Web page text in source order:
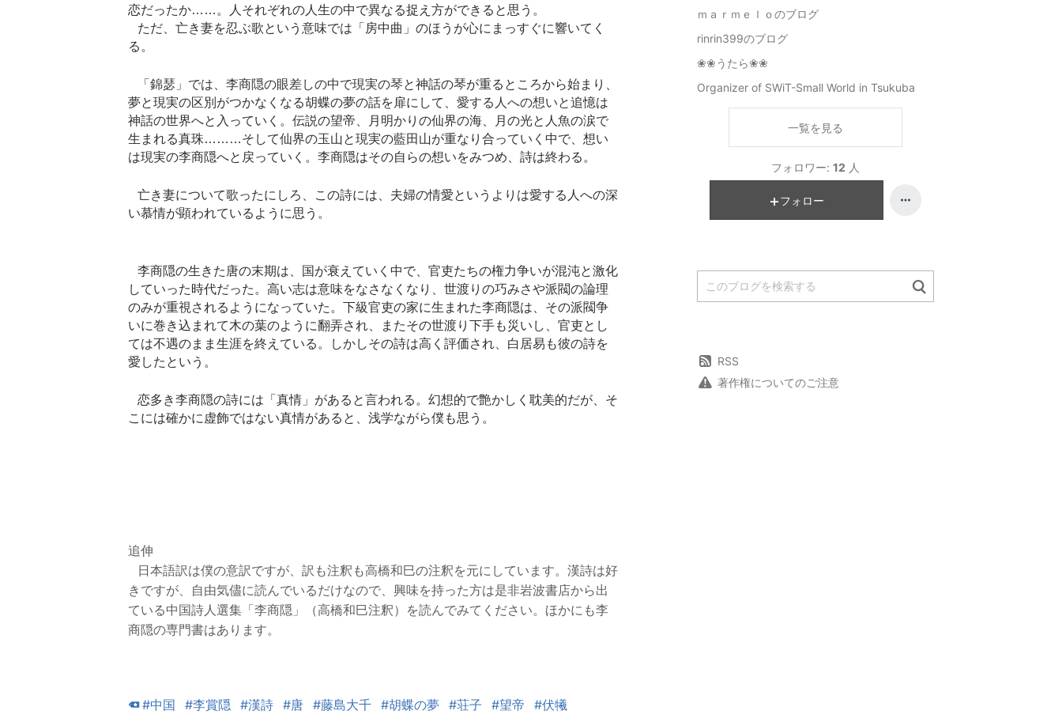
恋だったか……。
人それぞれの人生の中で異なる捉え方ができると思う。
る。
   「
錦瑟」では、李商隠の眼差しの中で現実の琴と神話の琴が重るところから始まり、
夢と現実の区別がつかなくなる胡蝶の夢の話を扉にして、 愛する人への想いと追憶は
神話の世界へと入っていく。伝説の望帝、月明かりの仙界の海、月の光と人魚の涙で
生まれる真珠………そして仙界の玉山と現実の藍田山が重なり合っていく中で、想い
は現実の李商隠へと戻っていく。李商隠はその自らの想いをみつめ、詩は終わる。
い慕情が顕われているように思う。
していった時代だった。高い志は意味をなさなくなり、世渡りの巧みさや派閥の論理
のみが重視されるようになっていた。下級官吏の家に生まれた李商隠は、その派閥争
いに巻き込まれて木の葉のように翻弄され、またその世渡り下手も災いし、官吏とし
ては不遇のまま生涯を終えている。しかしその詩は高く評価され、白居易も彼の詩を
愛したという。
こには確かに虚飾ではない真情があると、浅学ながら僕も思う。
追伸
きですが、自由気儘に読んでいるだけなので、興味を持った方は是非岩波書店から出
ている中国詩人選集「李商隠」（高橋和巳注釈）を読んでみてください。ほかにも李
商隠の専門書はあります。
#中国 #李賞隠 #漢詩 #唐 #藤島大千 #胡蝶の夢 #荘子 #望帝 #伏犧
ｍａｒｍｅｌｏのブログ
rinrin399のブログ
❀❀うたら❀❀
Organizer of SWiT-Small World in Tsukuba
一覧を見る
フォロワー: 12 人
フォロー
RSS
著作権についてのご注意